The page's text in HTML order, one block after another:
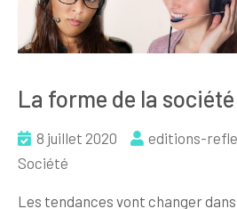
La forme de la
8 juillet 2020
editions-
Société
Les tendances vont changer